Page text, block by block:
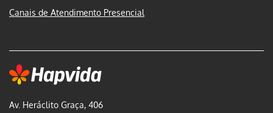
Av. Heráclito Graça, 406
Canais de Atendimento Presencial